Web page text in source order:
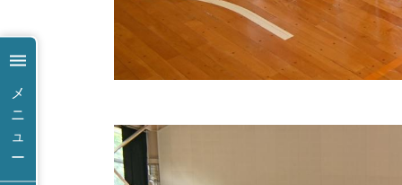
メ
ニ
ュ
ー